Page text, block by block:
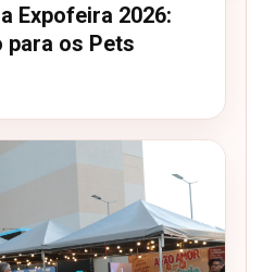
Expofeira 2026:
para os Pets